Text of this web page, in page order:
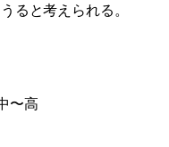
ると考えられる。
〜高